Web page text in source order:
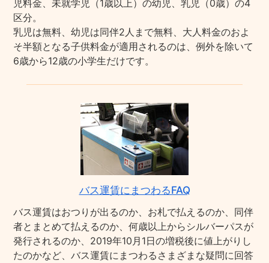
児料金、未就学児（1歳以上）の幼児、乳児（0歳）の4
区分。
乳児は無料、幼児は同伴2人まで無料、大人料金のおよ
そ半額となる子供料金が適用されるのは、例外を除いて
6歳から12歳の小学生だけです。
バス運賃にまつわるFAQ
バス運賃はおつりが出るのか、お札で払えるのか、同伴
者とまとめて払えるのか、何歳以上からシルバーパスが
発行されるのか、2019年10月1日の増税後に値上がりし
たのかなど、バス運賃にまつわるさまざまな疑問に回答